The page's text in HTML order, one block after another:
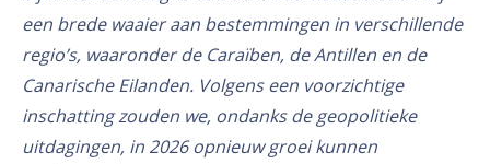
een brede waaier aan bestemmingen in verschillende
regio’s, waaronder de Caraïben, de Antillen en de
Canarische Eilanden. Volgens een voorzichtige
inschatting zouden we, ondanks de geopolitieke
uitdagingen, in 2026 opnieuw groei kunnen